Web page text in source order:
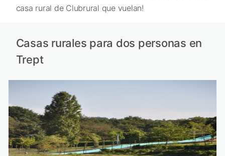
casa rural de Clubrural que vuelan!
Casas rurales para dos personas en
Trept